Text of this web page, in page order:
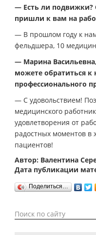
— Есть ли подвижки?
пришли к вам на
— В прошлом году к
фельдшера, 10
— Марина
можете обратиться к
профессионального
— С удовольствием!
медицинского
удовлетворения от
радостных моментов в
пациентов!
Автор: Валентина
Дата публикации
Поделиться…